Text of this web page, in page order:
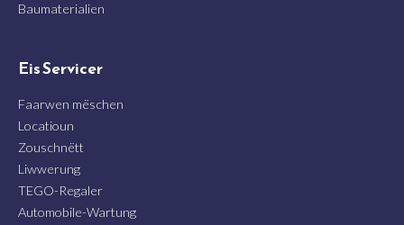
Baumaterialien
Eis Servicer
Faarwen mëschen
Locatioun
Zouschnëtt
Liwwerung
TEGO-Regaler
Automobile-Wartung